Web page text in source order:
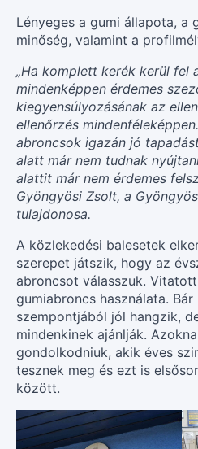
Lényeges a gumi állapota, a
minőség, valamint a
„Ha komplett kerék kerül fel
mindenképpen érdemes
kiegyensúlyozásának az
ellenőrzés
abroncsok igazán jó
alatt már nem tudnak
alattit már nem érdemes
Gyöngyösi Zsolt, a
tulajdonosa.
A közlekedési balesetek
szerepet játszik, hogy az
abroncsot válasszuk.
gumiabroncs használata.
szempontjából jól hangzik,
mindenkinek ajánlják.
gondolkodniuk, akik éves
tesznek meg és ezt is
között.